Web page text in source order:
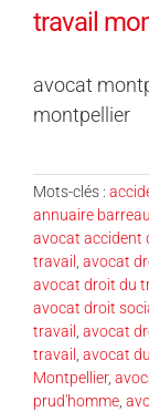
travail
avocat
montpellier
Mots-clés :
annuaire
avocat accident
travail , avocat
avocat droit du
avocat droit
travail , avocat
travail , avocat
Montpellier,
prud'homme,